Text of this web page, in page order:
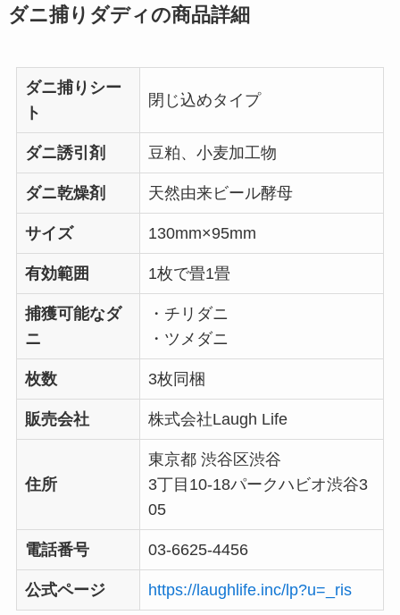
ダニ捕りダディの商品詳細
ダニ捕りシー
ト
閉じ込めタイプ
ダニ誘引剤 豆粕、小麦加工物
ダニ乾燥剤 天然由来ビール酵母
サイズ 130mm×95mm
有効範囲 1枚で畳1畳
捕獲可能なダ
ニ
・チリダニ
・ツメダニ
枚数 3枚同梱
販売会社 株式会社Laugh Life
住所
東京都 渋谷区渋谷
3丁目10-18パークハビオ渋谷3
05
電話番号 03-6625-4456
公式ページ https://laughlife.inc/lp?u=_ris